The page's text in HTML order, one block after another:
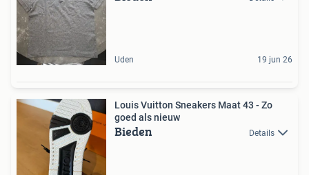
Uden 19 jun 26
Louis Vuitton Sneakers Maat 43 - Zo
goed als nieuw
Bieden Details